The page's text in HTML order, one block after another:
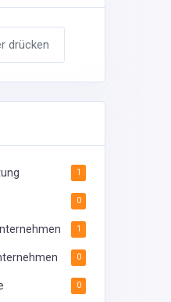
1
0
1
0
0